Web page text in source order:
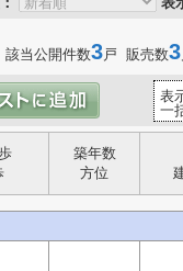
該当公開件数3戸 販売数3
表
一
築年数
方位